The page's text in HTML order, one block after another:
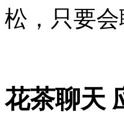
松，只要
花茶聊天